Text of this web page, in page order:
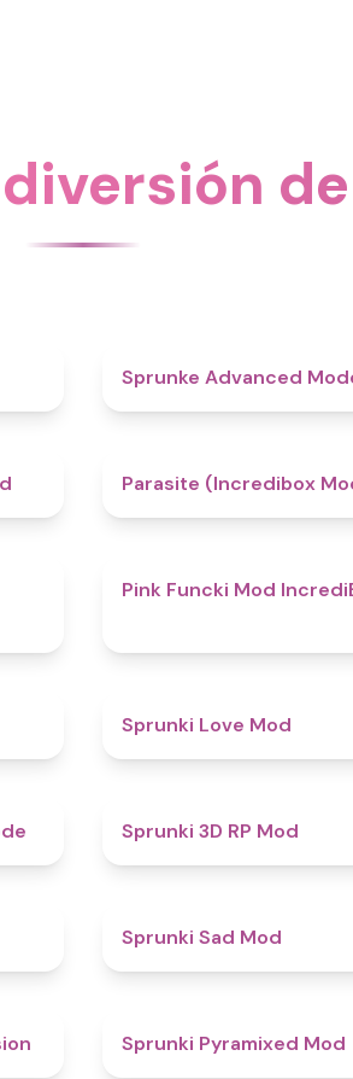
Sprunke Advanced
Parasite (Incredibox
Pink Funcki Mod
Sprunki Love Mod
Sprunki 3D RP Mod
Sprunki Sad Mod
Sprunki Pyramixed Mod